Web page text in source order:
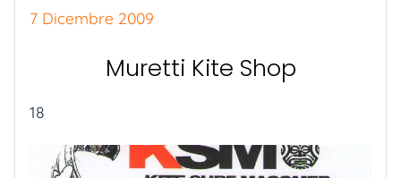
7 Dicembre 2009
Muretti Kite Shop
18